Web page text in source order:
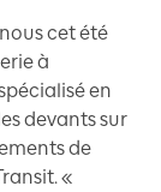
cet été
à
en
devants sur
de
«